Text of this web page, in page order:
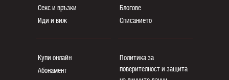
Секс и връзки
Иди и виж
Блогoве
Списанието
Купи онлайн
Абонамент
Политика за
поверителност и защита